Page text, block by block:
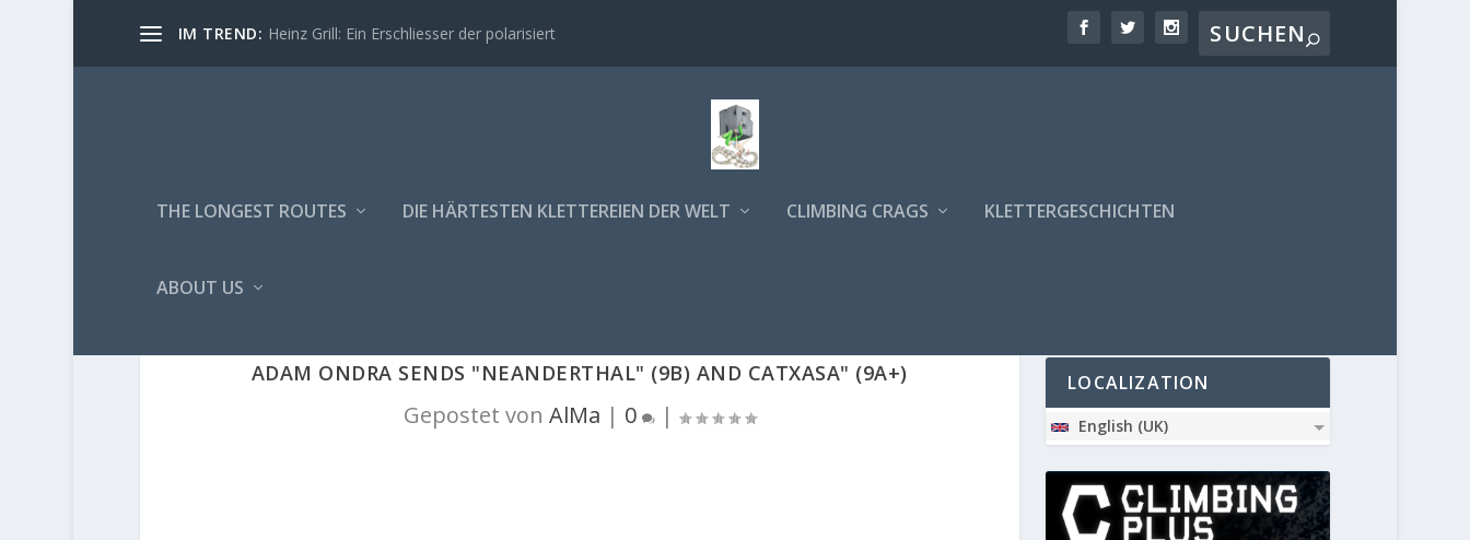
IM TREND: Heinz Grill: Ein Erschliesser der polarisiert
THE LONGEST ROUTES DIE HÄRTESTEN KLETTEREIEN DER WELT CLIMBING CRAGS KLETTERGESCHICHTEN
ABOUT US
ADAM ONDRA SENDS "NEANDERTHAL" (9B) AND CATXASA" (9A+)
Gepostet von AlMa | 0 |
LOCALIZATION
English (UK)